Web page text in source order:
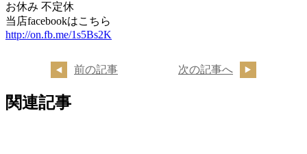
お休み 不定休
当店facebookはこちら
http://on.fb.me/1s5Bs2K
前の記事 次の記事へ
関連記事